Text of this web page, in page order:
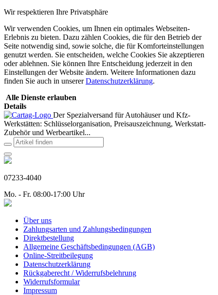
Wir respektieren Ihre Privatsphäre
Wir verwenden Cookies, um Ihnen ein optimales Webseiten-
Erlebnis zu bieten. Dazu zählen Cookies, die für den Betrieb der
Seite notwendig sind, sowie solche, die für Komforteinstellungen
genutzt werden. Sie entscheiden, welche Cookies Sie akzeptieren
oder ablehnen. Sie können Ihre Entscheidung jederzeit in den
Einstellungen der Website ändern. Weitere Informationen dazu
finden Sie auch in unsererDatenschutzerklärung.
Alle Dienste erlauben
Details
Der Spezialversand für Autohäuser und Kfz-
Werkstätten: Schlüsselorganisation, Preisauszeichnung, Werkstatt-
Zubehör und Werbeartikel...
07233-4040
Mo. - Fr. 08:00-17:00 Uhr
Über uns
Zahlungsarten und Zahlungsbedingungen
Direktbestellung
Allgemeine Geschäftsbedingungen (AGB)
Online-Streitbeilegung
Datenschutzerklärung
Rückgaberecht / Widerrufsbelehrung
Widerrufsformular
Impressum